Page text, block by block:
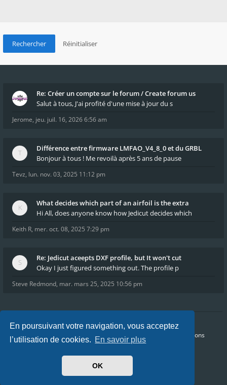
En poursuivant votre navigation, vous acceptez
l’utilisation de cookies. En savoir plus
OK
Re: Créer un compte sur le forum / Create forum us
Salut à tous, J'ai profité d'une mise à jour du s
Jerome, jeu. juil. 16, 2026 6:56 am
Différence entre firmware LMFAO_V4_8_0 et du GRBL
Bonjour à tous ! Me revoilà après 5 ans de pause
Tevz, lun. nov. 03, 2025 11:12 pm
What decides which part of an airfoil is the extra
Hi All, does anyone know how Jedicut decides which
Keith R, mer. oct. 08, 2025 7:29 pm
Re: Jedicut aceepts DXF profile, but It won't cut
Okay I just figured something out. The profile p
Steve Redmond, mar. mars 25, 2025 10:56 pm
Accueil Index du forum Confidentialité
Conditions
Nous sommes le jeu. août 06, 2026 8:59 am